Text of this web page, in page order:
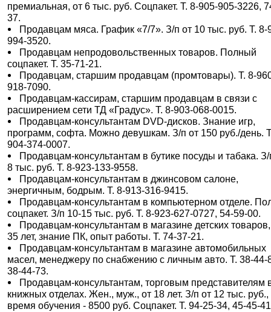
премиальная, от 6 тыс. руб. Соцпакет. Т. 8-905-905-3226,
37.
Продавцам мяса. График «7/7». З/п от 10 тыс. руб. Т. 8-
994-3520.
Продавцам непродовольственных товаров. Полный
соцпакет. Т. 35-71-21.
Продавцам, старшим продавцам (промтовары). Т. 8-
918-7090.
Продавцам-кассирам, старшим продавцам в связи с
расширением сети ТД «Градус». Т. 8-903-068-0015.
Продавцам-консультантам DVD-дисков. Знание игр,
программ, софта. Можно девушкам. З/п от 150 руб./день.
904-374-0007.
Продавцам-консультантам в бутике посуды и табака. З/
8 тыс. руб. Т. 8-923-133-9558.
Продавцам-консультантам в джинсовом салоне,
энергичным, бодрым. Т. 8-913-316-9415.
Продавцам-консультантам в компьютерном отделе.
соцпакет. З/п 10-15 тыс. руб. Т. 8-923-627-0727, 54-59-00.
Продавцам-консультантам в магазине детских
35 лет, знание ПК, опыт работы. Т. 74-37-21.
Продавцам-консультантам в магазине автомобильных
масел, менеджеру по снабжению с личным авто. Т. 38-44-
38-44-73.
Продавцам-консультантам, торговым представителям
книжных отделах. Жен., муж., от 18 лет. З/п от 12 тыс. руб.,
время обучения - 8500 руб. Соцпакет. Т. 94-25-34, 45-45-